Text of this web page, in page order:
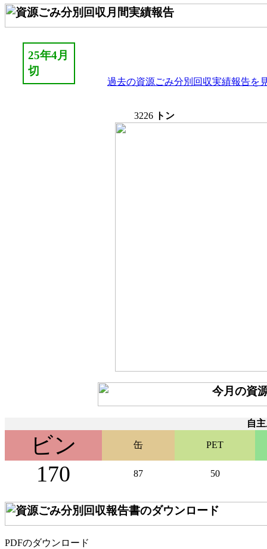
25年4月
切
過去の資源ごみ分別回収実績報告を
3226 トン
自
ビン 缶 PET
170 87 50
PDFのダウンロード